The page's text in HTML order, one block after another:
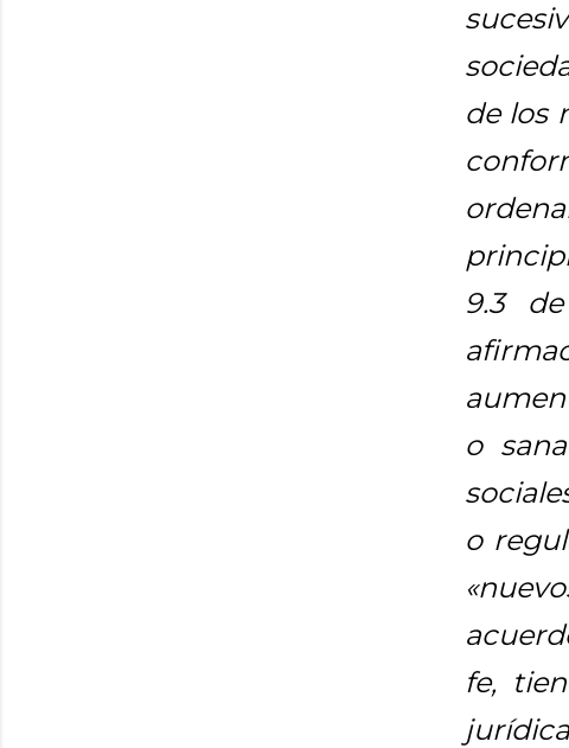
de los
9.3
o
o
fe,